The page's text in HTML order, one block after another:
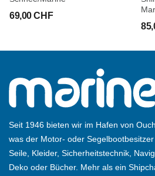
69,00 CHF
Seit 1946 bieten wir im Hafen von
was der Motor- oder
Seile, Kleider, Sicherheitstechnik,
Deko oder Bücher. Mehr als ein